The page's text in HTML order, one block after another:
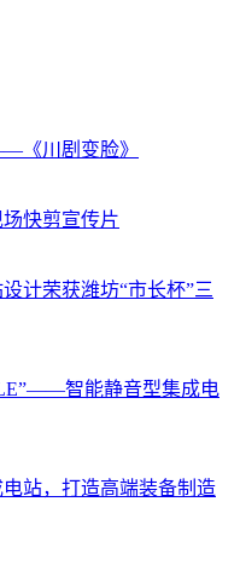
《川剧变脸》
快剪宣传片
计荣获潍坊“市长杯”三
智能静音型集成电
站，打造高端装备制造